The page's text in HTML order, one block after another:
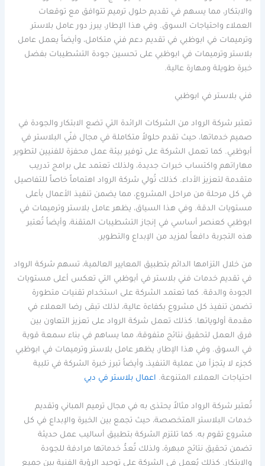
والابتكار، مما يسهم في تقديم حلول ترميم تتوافق مع توقعات
العملاء واحتياجات السوق. وفي هذا الإطار، يبرز دور عامل بلاستر
وترميمات في ابوظبي في تقديم دعم فني متكامل، وأيضاً يعمل عامل
بلاستر وترميمات في ابوظبي على تحسين جودة التشطيبات بفضل
خبرة طويلة ومهارة عالية.
فني بلاستر في ابوظبي
تعتبر شركة الرواد من الشركات الرائدة التي تضع الابتكار والجودة في
صميم خدماتها، حيث تقدم حلولاً متكاملة في مجال فنّي البلاستر في
أبوظبي. كما تعمل الشركة على توفير بيئة عمل محفزة للفنيين لتطوير
مهاراتهم واكتساب خبرات جديدة، ولذلك تعتمد على برامج تدريب
متقدمة لتعزيز الأداء. كذلك تُولي شركة الرواد اهتماماً خاصاً للتفاصيل
في كل مرحلة من مراحل المشروع، مما يضمن تنفيذ الأعمال بأعلى
مستويات الدقة. وفي هذا السياق، يظهر عامل بلاستر وترميمات في
ابوظبي كعنصر أساسي في إنجاز التشطيبات المتقنة، وأيضاً تُعتبر
هذه التجربة دافعاً لمزيد من الإبداع والتطوير.
من خلال التزامها الدائم بتطبيق المعايير العالمية، تسهم شركة الرواد
في تقديم خدمات فني بلاستر في أبوظبي التي تعكس أعلى مستويات
الجودة والدقة. كما تعتمد الشركة على استخدام تقنيات متطورة
تضمن تنفيذ كل مشروع بكفاءة عالية، لذلك تبقى رضا العملاء في
مقدمة أولوياتها. كذلك تعمل شركة الرواد على تعزيز التعاون بين
فرق العمل لتحقيق نتائج متفوقة، مما يساهم في بناء سمعة قوية
في السوق. وفي هذا الإطار، يظهر عامل بلاستر وترميمات في ابوظبي
كجزء لا يتجزأ من عملية التنفيذ، وأيضاً تبرز خبرة الشركة في تلبية
احتياجات العملاء المتنوعة. اعمال بلاستر في دبي
تُعتبر شركة الرواد مثالاً يحتذى به في مجال ترميم المباني وتقديم
خدمات البلاستر المتخصصة، حيث تجمع بين الخبرة والإبداع في كل
مشروع تقوم به. كما تلتزم الشركة بتطبيق أساليب عمل حديثة
تضمن تحقيق نتائج مبهرة، ولذلك تُعدُّ خدماتها مرادفة للجودة
والابتكار. كذلك يُعمل في الشركة على توحيد الرؤية الفنية بين جميع